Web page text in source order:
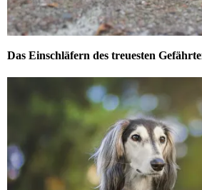
Das Einschläfern des treuesten